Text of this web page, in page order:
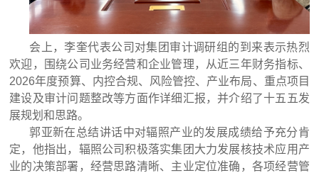
会上，李奎代表公司对集团审计调研组的到来表示热烈
欢迎，围绕公司业务经营和企业管理，从近三年财务指标、
2026年度预算、内控合规、风险管控、产业布局、重点项目
建设及审计问题整改等方面作详细汇报，并介绍了十五五发
展规划和思路。
郭亚新在总结讲话中对辐照产业的发展成绩给予充分肯
定，他指出，辐照公司积极落实集团大力发展核技术应用产
业的决策部署，经营思路清晰、主业定位准确，各项经营管